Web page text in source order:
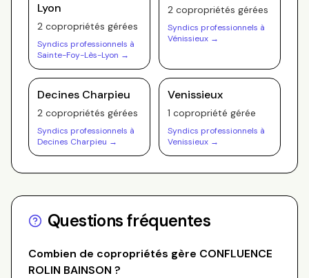
Lyon
2 copropriétés gérées
Syndics professionnels à
Sainte-Foy-Lès-Lyon →
2 copropriétés gérées
Syndics professionnels à
Vénissieux →
Decines Charpieu
2 copropriétés gérées
Syndics professionnels à
Decines Charpieu →
Venissieux
1 copropriété gérée
Syndics professionnels à
Venissieux →
Questions fréquentes
Combien de copropriétés gère CONFLUENCE
ROLIN BAINSON ?